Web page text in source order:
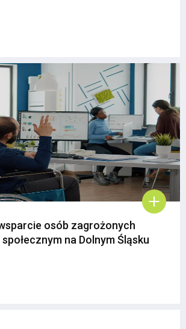
osób zagrożonych
na Dolnym Śląsku